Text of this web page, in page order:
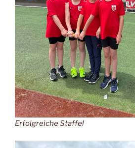
Erfolgreiche Staffel